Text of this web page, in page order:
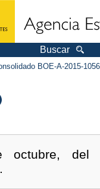
Buscar
BOE-A-2015-
del